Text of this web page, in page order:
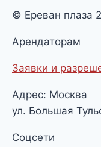
© Ереван плаза
Арендаторам
Заявки и
Адрес: Москва
ул. Большая
Соцсети